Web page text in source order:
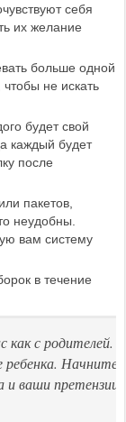
себя
их желание
больше одной
не искать
будет свой
каждый будет
после
пакетов,
неудобны.
вам систему
в течение
как с родителей.
Начните
и ваши претензии